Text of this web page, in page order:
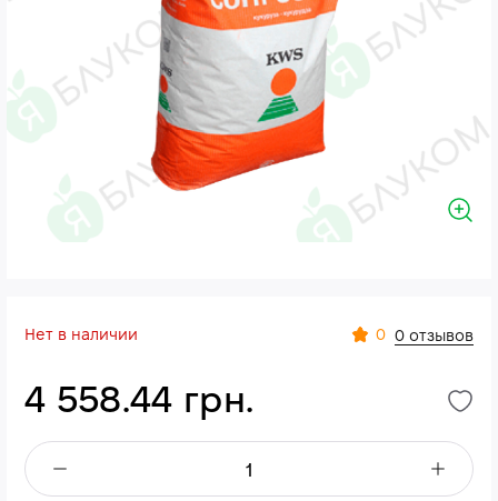
Нет в наличии 0 0 отзывов
4 558.44 грн.